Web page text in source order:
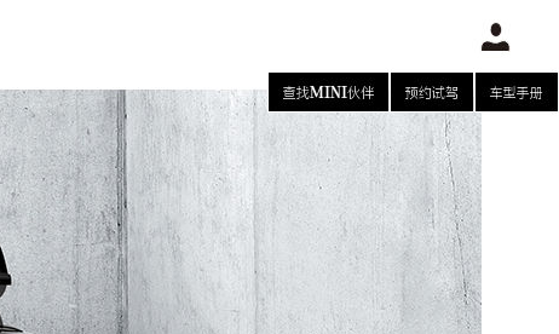
查找MINI伙伴 预约试驾 车型手册